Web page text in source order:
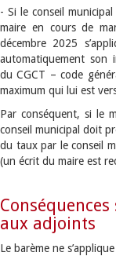
- Si le conseil
maire en cours de
décembre 2025
automatiquement son
du CGCT – code
maximum qui lui est
Par conséquent, si le
conseil municipal doit
du taux par le conseil
(un écrit du maire est
aux adjoints
Le barème ne